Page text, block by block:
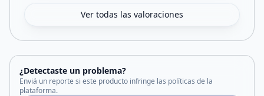
Ver todas las valoraciones
¿Detectaste un problema?
Enviá un reporte si este producto infringe las políticas de la
plataforma.